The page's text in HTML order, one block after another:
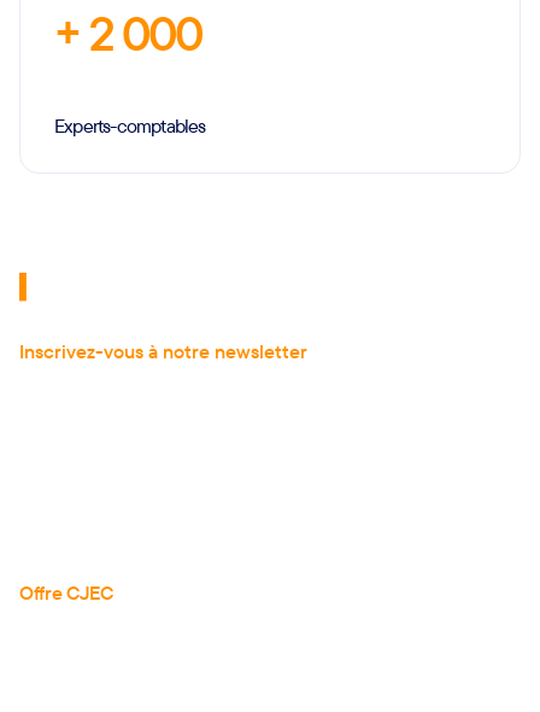
+ 2 000
Experts-comptables
Inscrivez-vous à notre newsletter
Offre CJEC